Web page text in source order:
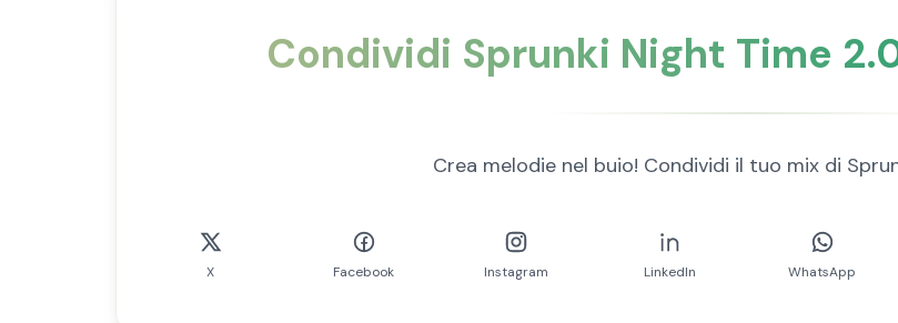
Condividi Sprunki Night Time
Crea melodie nel buio! Condividi il tuo mix di
X Facebook Instagram LinkedIn WhatsApp